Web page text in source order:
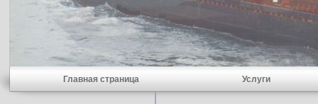
Главная страница Услуги